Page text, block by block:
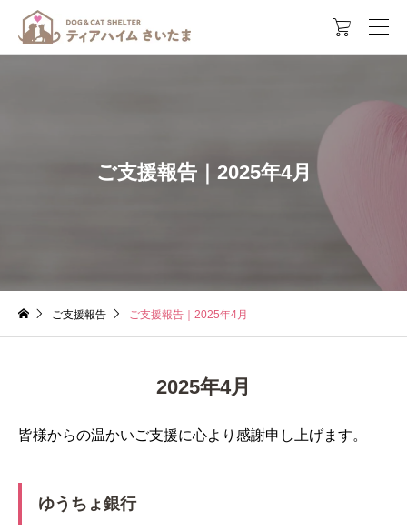

ご支援報告｜2025年4月
ご支援報告 ご支援報告｜2025年4月
2025年4月
皆様からの温かいご支援に心より感謝申し上げます。
ゆうちょ銀行